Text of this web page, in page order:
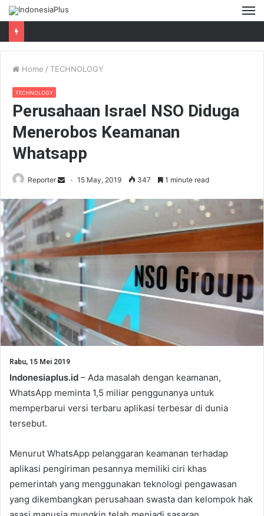
Home / TECHNOLOGY
TECHNOLOGY
Perusahaan Israel NSO Diduga
Menerobos Keamanan
Whatsapp
Reporter 15 May, 2019 347 1 minute read
Rabu, 15 Mei 2019
Indonesiaplus.id – Ada masalah dengan keamanan,
WhatsApp meminta 1,5 miliar penggunanya untuk
memperbarui versi terbaru aplikasi terbesar di dunia
tersebut.
Menurut WhatsApp pelanggaran keamanan terhadap
aplikasi pengiriman pesannya memiliki ciri khas
pemerintah yang menggunakan teknologi pengawasan
yang dikembangkan perusahaan swasta dan kelompok hak